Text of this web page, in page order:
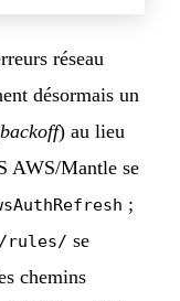
réseau
désormais un
backoff) au lieu
AWS/Mantle se
;
rules/ se
chemins